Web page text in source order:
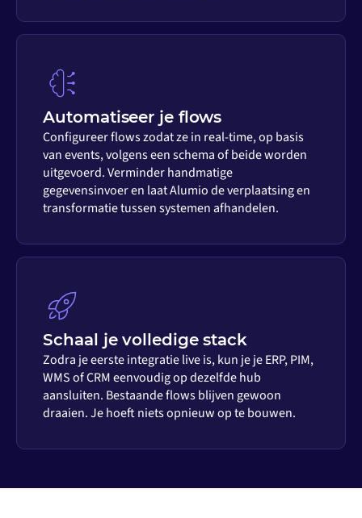
Automatiseer je flows
Configureer flows zodat ze in real-time, op basis
van events, volgens een schema of beide worden
uitgevoerd. Verminder handmatige
gegevensinvoer en laat Alumio de verplaatsing en
transformatie tussen systemen afhandelen.
Schaal je volledige stack
Zodra je eerste integratie live is, kun je je ERP, PIM,
WMS of CRM eenvoudig op dezelfde hub
aansluiten. Bestaande flows blijven gewoon
draaien. Je hoeft niets opnieuw op te bouwen.